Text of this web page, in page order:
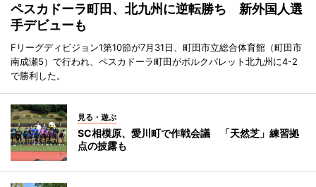
ペスカドーラ町田、北九州に逆転勝ち 新外国人選
手デビューも
Fリーグディビジョン1第10節が7月31日、町田市立総合体育館（町田市
南成瀬5）で行われ、ペスカドーラ町田がボルクバレット北九州に4-2
で勝利した。
見る・遊ぶ
SC相模原、愛川町で作戦会議 「天然芝」練習拠
点の披露も